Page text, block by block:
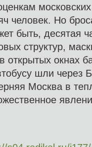
человек. Но
быть, десятая
структур,
открытых окнах
шли через
Москва в